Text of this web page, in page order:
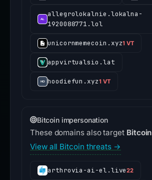
allegrolokalnie.lokalna-
1920088771.lol
unicornmemecoin.xyz1 VT
appvirtualsio.lat
hoodiefun.xyz1 VT
Bitcoin impersonation
These domains also target Bitcoin
View all Bitcoin threats →
arthrovia-ai-el.live22